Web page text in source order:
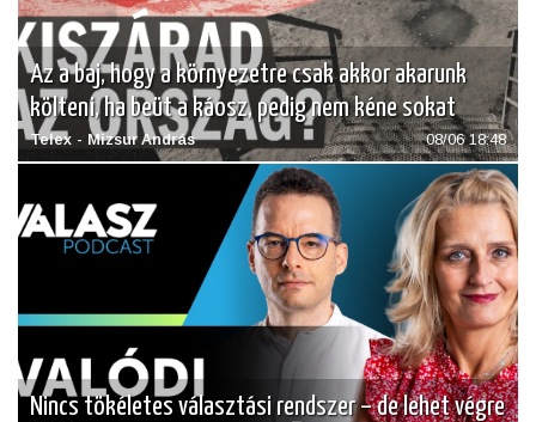
Az a baj, hogy a környezetre csak akkor akarunk
költeni, ha beüt a káosz, pedig nem kéne sokat
Telex - Mizsur András 08/06 18:48
Nincs tökéletes választási rendszer – de lehet végre